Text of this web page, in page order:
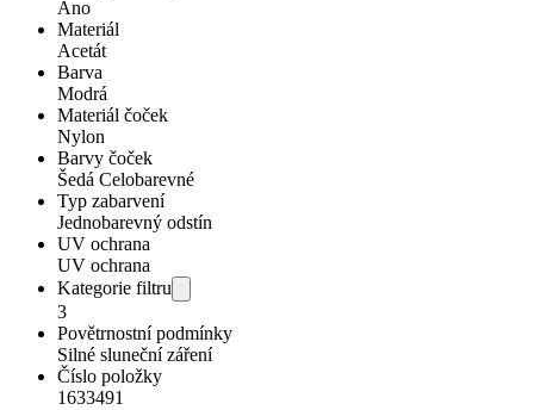
Ano
Materiál
Acetát
Barva
Modrá
Materiál čoček
Nylon
Barvy čoček
Šedá Celobarevné
Typ zabarvení
Jednobarevný odstín
UV ochrana
UV ochrana
Kategorie filtru
3
Povětrnostní podmínky
Silné sluneční záření
Číslo položky
1633491